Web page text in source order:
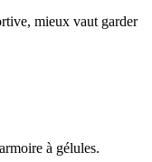
mieux vaut garder
à gélules.